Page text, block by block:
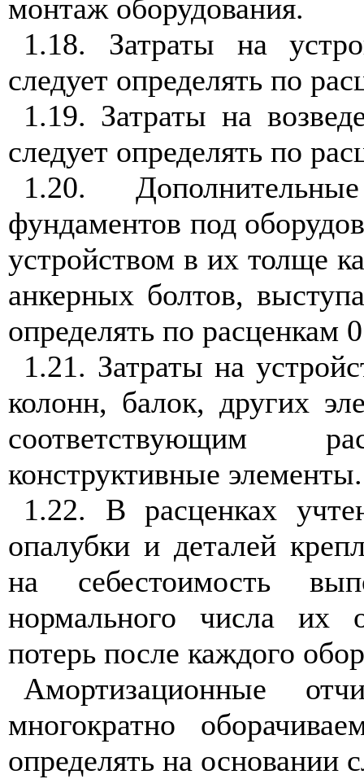
монтаж оборудования.
1.18. Затраты на
следует определять по
1.19. Затраты на
следует определять по
1.20.
фундаментов под
устройством в их толще
анкерных болтов,
определять по расценкам
1.21. Затраты на
колонн, балок, других
соответствующим
конструктивные элементы.
1.22. В расценках
опалубки и деталей
на себестоимость
нормального числа их
потерь после каждого
Амортизационные
многократно
определять на